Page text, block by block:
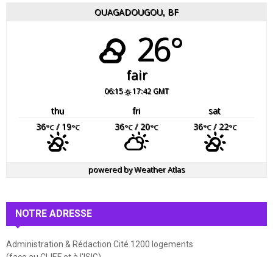
OUAGADOUGOU, BF
26°
fair
06:15 17:42 GMT
thu fri
sat
36°C/ 19°C 36°C/ 20°C 36°C/ 22°C
powered byWeather Atlas
NOTRE ADRESSE
Administration & Rédaction Cité 1200 logements